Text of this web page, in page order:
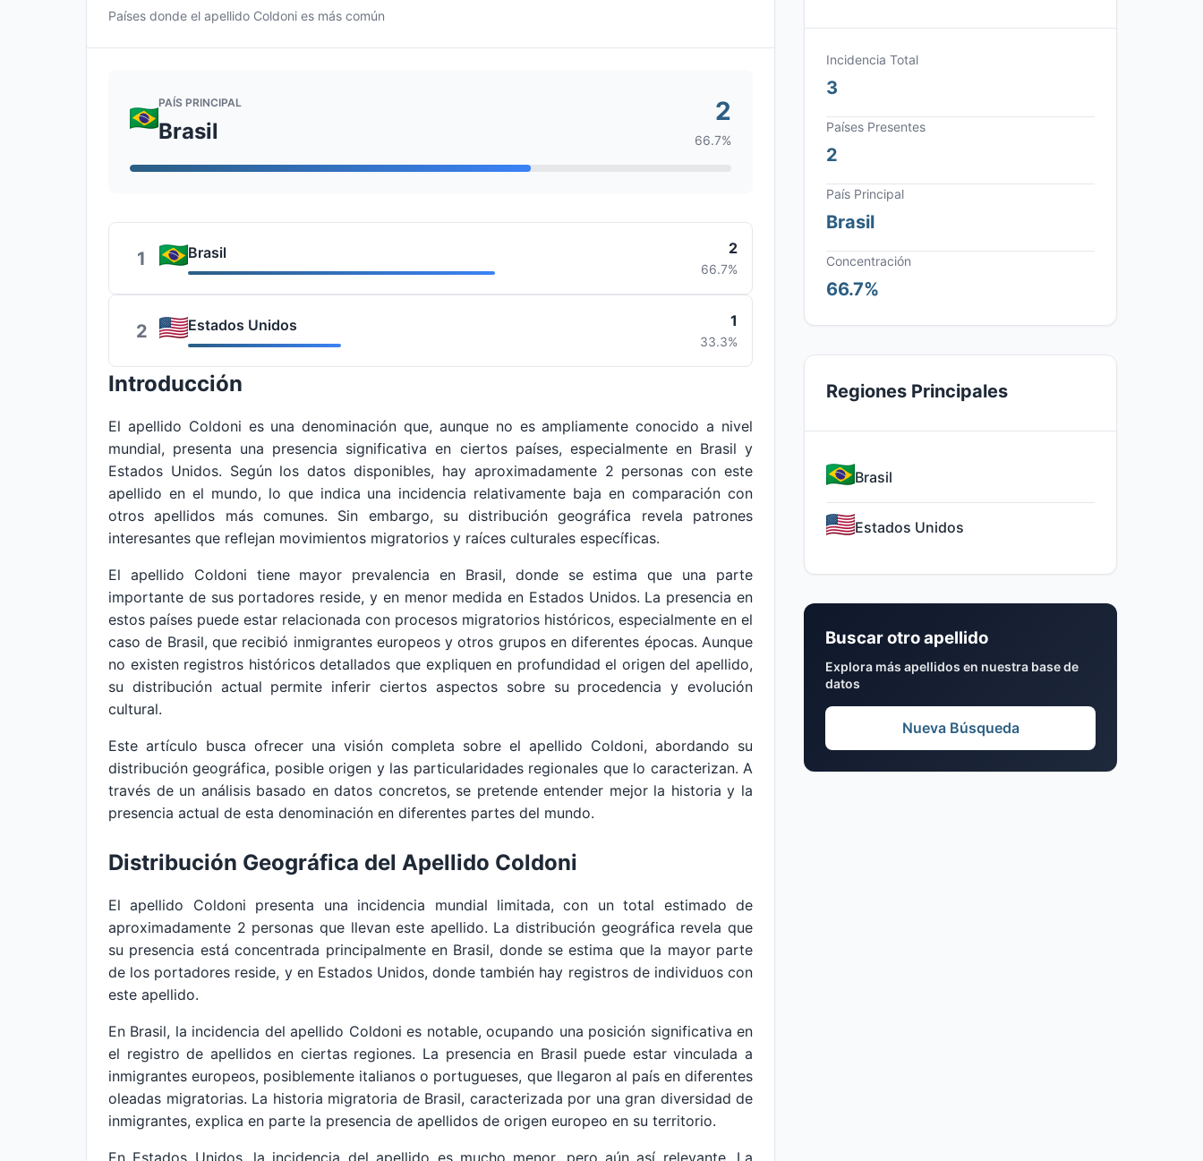
Países donde el apellido Coldoni es más común
PAÍS PRINCIPAL
Brasil
2
66.7%
1 Brasil 2
66.7%
2 Estados Unidos 1
33.3%
Introducción
El apellido Coldoni es una denominación que, aunque no es ampliamente conocido a nivel
mundial, presenta una presencia significativa en ciertos países, especialmente en Brasil y
Estados Unidos. Según los datos disponibles, hay aproximadamente 2 personas con este
apellido en el mundo, lo que indica una incidencia relativamente baja en comparación con
otros apellidos más comunes. Sin embargo, su distribución geográfica revela patrones
interesantes que reflejan movimientos migratorios y raíces culturales específicas.
El apellido Coldoni tiene mayor prevalencia en Brasil, donde se estima que una parte
importante de sus portadores reside, y en menor medida en Estados Unidos. La presencia en
estos países puede estar relacionada con procesos migratorios históricos, especialmente en el
caso de Brasil, que recibió inmigrantes europeos y otros grupos en diferentes épocas. Aunque
no existen registros históricos detallados que expliquen en profundidad el origen del apellido,
su distribución actual permite inferir ciertos aspectos sobre su procedencia y evolución
cultural.
Este artículo busca ofrecer una visión completa sobre el apellido Coldoni, abordando su
distribución geográfica, posible origen y las particularidades regionales que lo caracterizan. A
través de un análisis basado en datos concretos, se pretende entender mejor la historia y la
presencia actual de esta denominación en diferentes partes del mundo.
Distribución Geográfica del Apellido Coldoni
El apellido Coldoni presenta una incidencia mundial limitada, con un total estimado de
aproximadamente 2 personas que llevan este apellido. La distribución geográfica revela que
su presencia está concentrada principalmente en Brasil, donde se estima que la mayor parte
de los portadores reside, y en Estados Unidos, donde también hay registros de individuos con
este apellido.
En Brasil, la incidencia del apellido Coldoni es notable, ocupando una posición significativa en
el registro de apellidos en ciertas regiones. La presencia en Brasil puede estar vinculada a
inmigrantes europeos, posiblemente italianos o portugueses, que llegaron al país en diferentes
oleadas migratorias. La historia migratoria de Brasil, caracterizada por una gran diversidad de
inmigrantes, explica en parte la presencia de apellidos de origen europeo en su territorio.
En Estados Unidos, la incidencia del apellido es mucho menor, pero aún así relevante. La
Incidencia Total
3
Países Presentes
2
País Principal
Brasil
Concentración
66.7%
Regiones Principales
Brasil
Estados Unidos
Buscar otro apellido
Explora más apellidos en nuestra base de
datos
Nueva Búsqueda